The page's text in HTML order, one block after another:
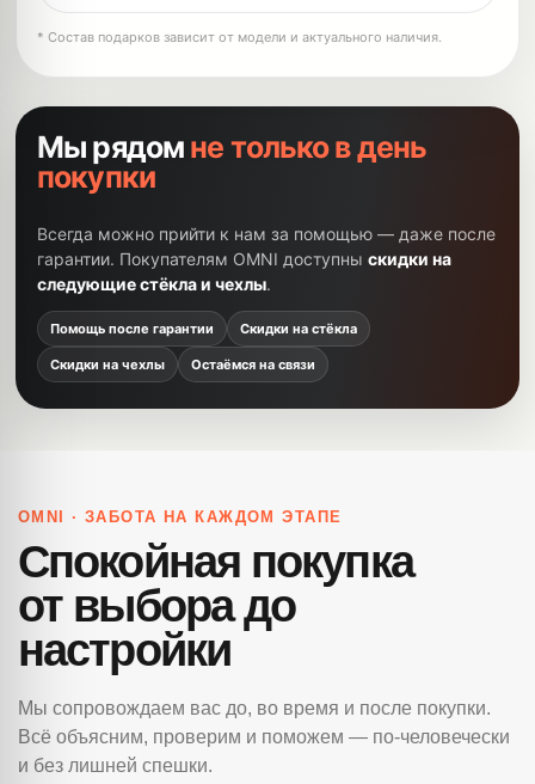
* Состав подарков зависит от модели и актуального наличия.
Мы рядом не только в день
покупки
Всегда можно прийти к нам за помощью — даже после
гарантии. Покупателям OMNI доступны скидки на
следующие стёкла и чехлы.
Помощь после гарантии Скидки на стёкла
Скидки на чехлы Остаёмся на связи
OMNI · ЗАБОТА НА КАЖДОМ ЭТАПЕ
Спокойная покупка
от выбора до
настройки
Мы сопровождаем вас до, во время и после покупки.
Всё объясним, проверим и поможем — по-человечески
и без лишней спешки.